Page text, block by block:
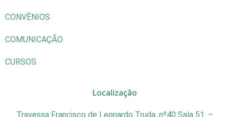
CONVÊNIOS
COMUNICAÇÃO
CURSOS
Localização
Travessa Francisco de Leonardo Truda, nº40 Sala 51. –